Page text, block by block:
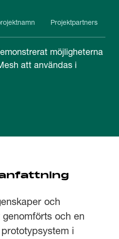
Projektpartners
möjligheterna
att användas i
och
och en
i